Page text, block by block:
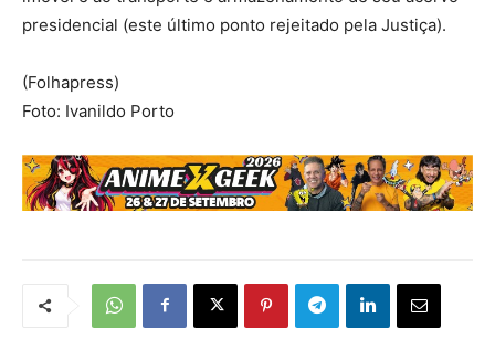
presidencial (este último ponto rejeitado pela Justiça).
(Folhapress)
Foto: Ivanildo Porto